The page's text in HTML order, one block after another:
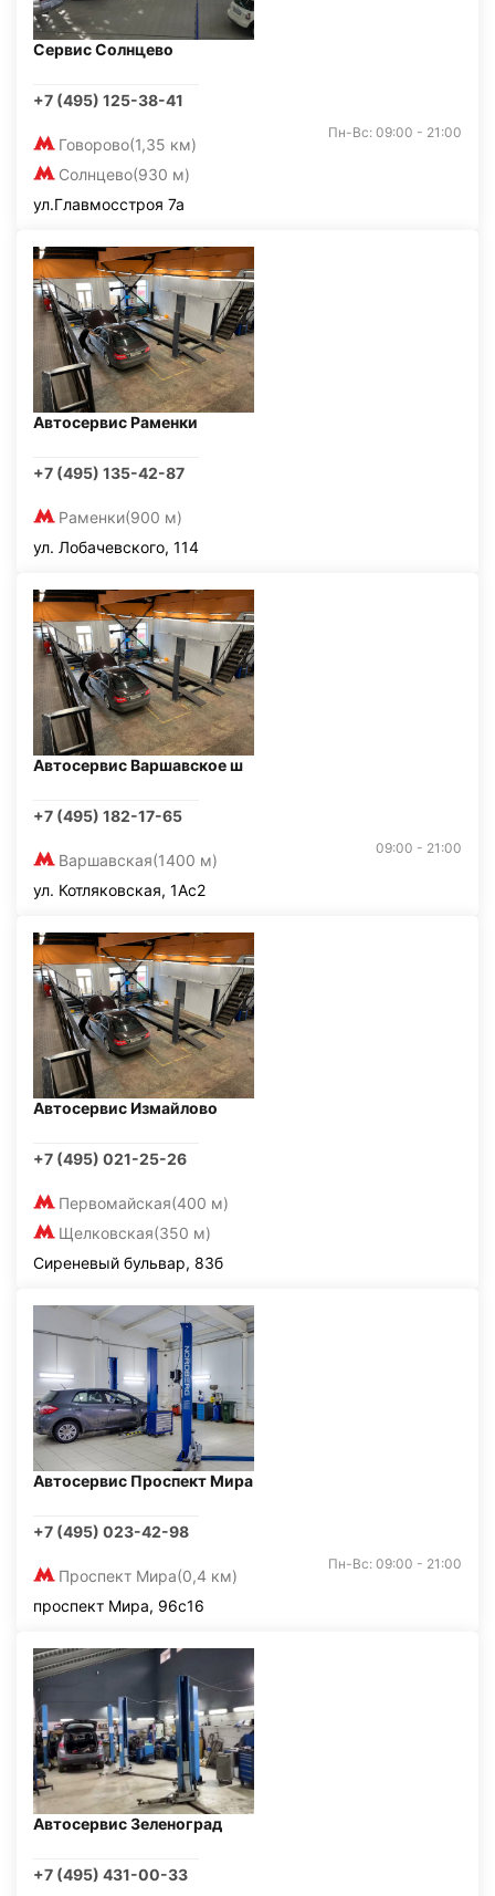
Сервис Солнцево
+7 (495) 125-38-41
Говорово(1,35 км)
Солнцево(930 м)
Пн-Вс: 09:00 - 21:00
ул.Главмосстроя 7а
Автосервис Раменки
+7 (495) 135-42-87
Раменки(900 м)
ул. Лобачевского, 114
Автосервис Варшавское ш
+7 (495) 182-17-65
Варшавская(1400 м)
09:00 - 21:00
ул. Котляковская, 1Ас2
Автосервис Измайлово
+7 (495) 021-25-26
Первомайская(400 м)
Щелковская(350 м)
Сиреневый бульвар, 83б
Автосервис Проспект Мира
+7 (495) 023-42-98
Проспект Мира(0,4 км)
Пн-Вс: 09:00 - 21:00
проспект Мира, 96с16
Автосервис Зеленоград
+7 (495) 431-00-33